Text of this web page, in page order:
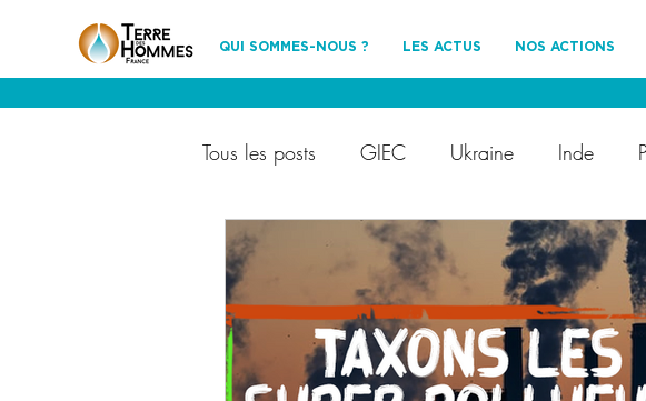
QUI SOMMES-NOUS ? LES ACTUS NOS ACTIONS
Tous les posts GIEC Ukraine Inde
Terre des Hommes France Les Roues Cool
Ils nous soutiennent événement